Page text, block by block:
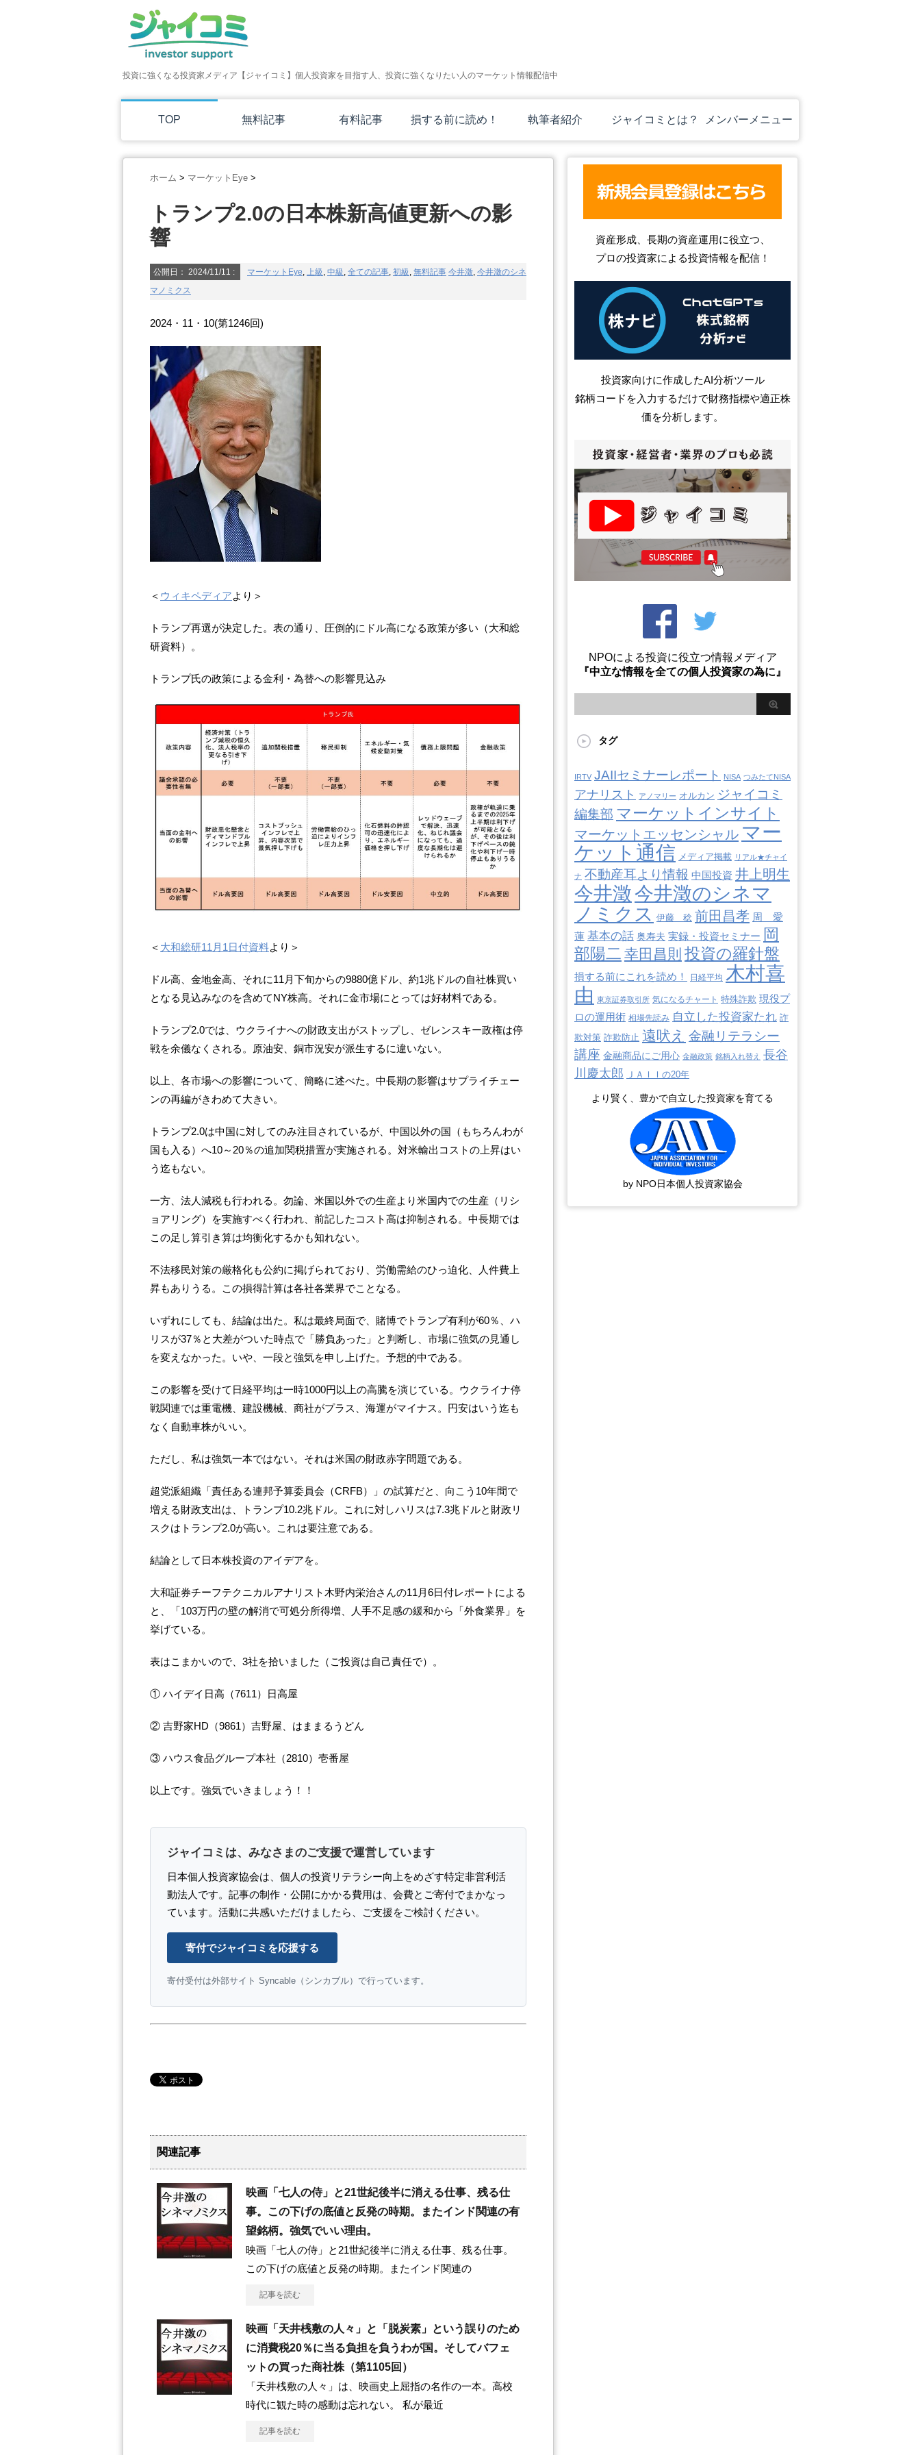
投資に強くなる投資家メディア【ジャイコミ】個人投資家を目指す人、投資に強くなりたい人のマーケット情報配信中
TOP 無料記事 有料記事 損する前に読め！ 執筆者紹介 ジャイコミとは？ メンバーメニュー
ホーム > マーケットEye >
トランプ2.0の日本株新高値更新への影
響
公開日： 2024/11/11 : マーケットEye, 上級 , 中級 , 全ての記事, 初級 , 無料記事 今井澂, 今井澂のシネ
マノミクス
2024・11・10(第1246回)
＜ ウィキペディアより＞
トランプ再選が決定した。表の通り、圧倒的にドル高になる政策が多い（大和総
研資料）。
トランプ氏の政策による金利・為替への影響見込み
＜ 大和総研11月1日付資料より＞
ドル高、金地金高、それに11月下旬からの9880億ドル、約1兆ドルの自社株買い
となる見込みなのを含めてNY株高。それに金市場にとっては好材料である。
トランプ2.0では、ウクライナへの財政支出がストップし、ゼレンスキー政権は停
戦を余儀なくされる。原油安、銅市況安が派生するに違いない。
以上、各市場への影響について、簡略に述べた。中長期の影響はサプライチェー
ンの再編がきわめて大きい。
トランプ2.0は中国に対してのみ注目されているが、中国以外の国（もちろんわが
国も入る）へ10～20％の追加関税措置が実施される。対米輸出コストの上昇はい
う迄もない。
一方、法人減税も行われる。勿論、米国以外での生産より米国内での生産（リシ
ョアリング）を実施すべく行われ、前記したコスト高は抑制される。中長期では
この足し算引き算は均衡化するかも知れない。
不法移民対策の厳格化も公約に掲げられており、労働需給のひっ迫化、人件費上
昇もありうる。この損得計算は各社各業界でことなる。
いずれにしても、結論は出た。私は最終局面で、賭博でトランプ有利が60％、ハ
リスが37％と大差がついた時点で「勝負あった」と判断し、市場に強気の見通し
を変えなかった。いや、一段と強気を申し上げた。予想的中である。
この影響を受けて日経平均は一時1000円以上の高騰を演じている。ウクライナ停
戦関連では重電機、建設機械、商社がプラス、海運がマイナス。円安はいう迄も
なく自動車株がいい。
ただし、私は強気一本ではない。それは米国の財政赤字問題である。
超党派組織「責任ある連邦予算委員会（CRFB）」の試算だと、向こう10年間で
増える財政支出は、トランプ10.2兆ドル。これに対しハリスは7.3兆ドルと財政リ
スクはトランプ2.0が高い。これは要注意である。
結論として日本株投資のアイデアを。
大和証券チーフテクニカルアナリスト木野内栄治さんの11月6日付レポートによる
と、「103万円の壁の解消で可処分所得増、人手不足感の緩和から「外食業界」を
挙げている。
表はこまかいので、3社を拾いました（ご投資は自己責任で）。
① ハイデイ日高（7611）日高屋
② 吉野家HD（9861）吉野屋、はままるうどん
③ ハウス食品グループ本社（2810）壱番屋
以上です。強気でいきましょう！！
ジャイコミは、みなさまのご支援で運営しています
日本個人投資家協会は、個人の投資リテラシー向上をめざす特定非営利活
動法人です。記事の制作・公開にかかる費用は、会費とご寄付でまかなっ
ています。活動に共感いただけましたら、ご支援をご検討ください。
寄付でジャイコミを応援する
寄付受付は外部サイト Syncable（シンカブル）で行っています。
関連記事
映画「七人の侍」と21世紀後半に消える仕事、残る仕
事。この下げの底値と反発の時期。またインド関連の有
望銘柄。強気でいい理由。
映画「七人の侍」と21世紀後半に消える仕事、残る仕事。
この下げの底値と反発の時期。またインド関連の
記事を読む
映画「天井桟敷の人々」と「脱炭素」という誤りのため
に消費税20％に当る負担を負うわが国。そしてバフェ
ットの買った商社株（第1105回）
「天井桟敷の人々」は、映画史上屈指の名作の一本。高校
時代に観た時の感動は忘れない。 私が最近
記事を読む
資産形成、長期の資産運用に役立つ、
プロの投資家による投資情報を配信！
投資家向けに作成したAI分析ツール
銘柄コードを入力するだけで財務指標や適正株
価を分析します。
NPOによる投資に役立つ情報メディア
『中立な情報を全ての個人投資家の為に』
タグ
IRTV JAIIセミナーレポート NISA つみたてNISA
アナリスト アノマリー オルカン ジャイコミ
編集部 マーケットインサイト
マーケットエッセンシャル マー
ケット通信 メディア掲載 リアル★チャイ
ナ 不動産耳より情報 中国投資 井上明生
今井澂今井澂のシネマ
ノミクス 伊藤 稔 前田昌孝 周 愛
蓮 基本の話 奥寿夫 実録・投資セミナー 岡
部陽二 幸田昌則 投資の羅針盤
損する前にこれを読め！ 日経平均 木村喜
由 東京証券取引所 気になるチャート 特殊詐欺 現役プ
ロの運用術 相場先読み 自立した投資家たれ 詐
欺対策 詐欺防止 遠吠え 金融リテラシー
講座 金融商品にご用心 金融政策 銘柄入れ替え
長谷
川慶太郎 ＪＡＩＩの20年
より賢く、豊かで自立した投資家を育てる
by NPO日本個人投資家協会